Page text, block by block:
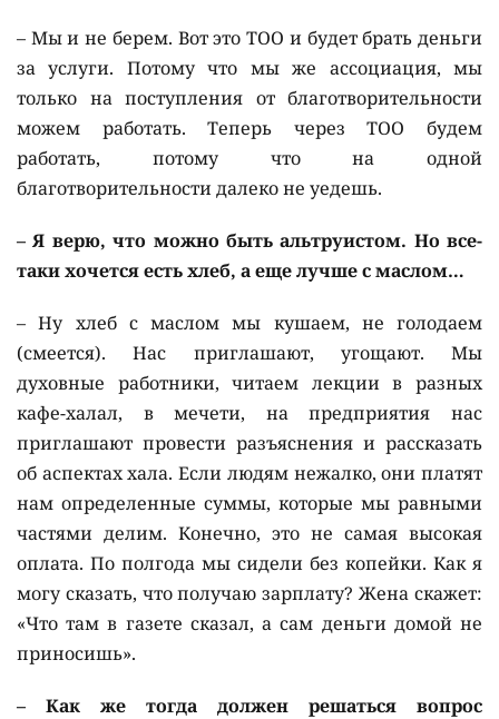
– Мы и не берем. Вот это ТОО и будет брать деньги
за услуги. Потому что мы же ассоциация, мы
только на поступления от благотворительности
можем работать. Теперь через ТОО будем
работать, потому что на одной
благотворительности далеко не уедешь.
– Я верю, что можно быть альтруистом. Но все-
таки хочется есть хлеб, а еще лучше с маслом…
– Ну хлеб с маслом мы кушаем, не голодаем
(смеется). Нас приглашают, угощают. Мы
духовные работники, читаем лекции в разных
кафе-халал, в мечети, на предприятия нас
приглашают провести разъяснения и рассказать
об аспектах хала. Если людям нежалко, они платят
нам определенные суммы, которые мы равными
частями делим. Конечно, это не самая высокая
оплата. По полгода мы сидели без копейки. Как я
могу сказать, что получаю зарплату? Жена скажет:
«Что там в газете сказал, а сам деньги домой не
приносишь».
– Как же тогда должен решаться вопрос